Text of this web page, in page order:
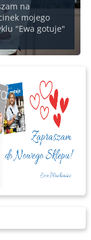
na
mojego
"Ewa gotuje"